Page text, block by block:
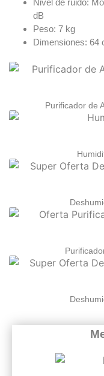
Nivel de ruido:
dB
Peso: 7 kg
Dimensiones: 64
Purificador de